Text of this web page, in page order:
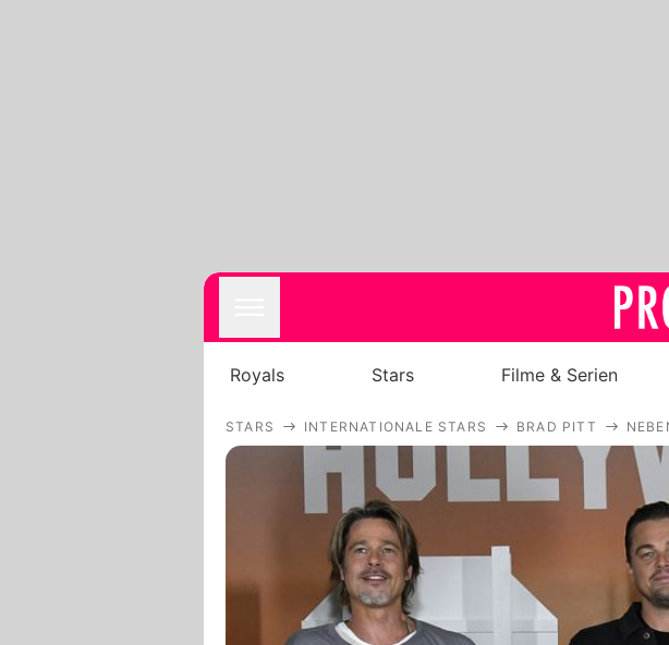
Royals Stars Filme & Serien
STARS INTERNATIONALE STARS BRAD PITT